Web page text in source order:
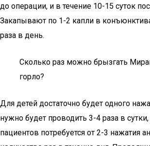
до операции, и в течение 10-15 суток
Закапывают по 1-2 капли в
раза в день.
Сколько раз можно брызгать
горло?
Для детей достаточно будет одного
нужно будет проводить 3-4 раза в
пациентов потребуется от 2-3 нажатия